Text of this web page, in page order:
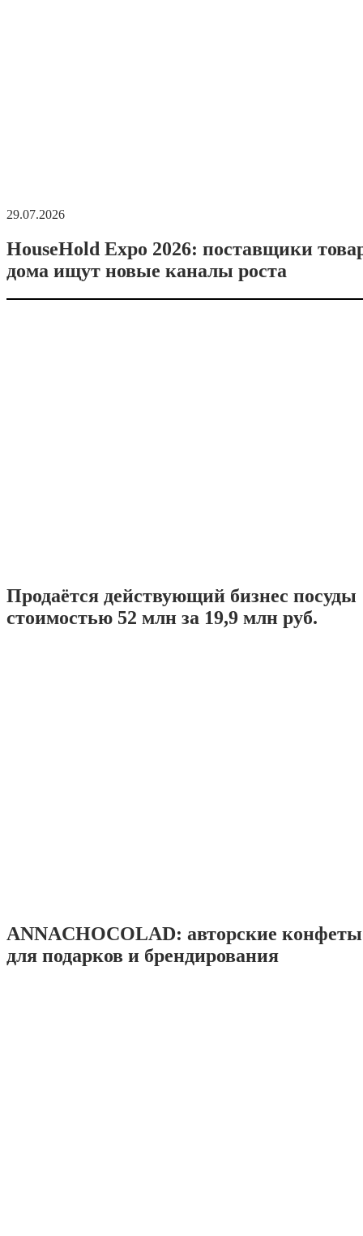
29.07.2026
HouseHold Expo 2026: поставщики
дома ищут новые каналы роста
Продаётся действующий бизнес посуды
стоимостью 52 млн за 19,9 млн руб.
ANNACHOCOLAD: авторские
для подарков и брендирования